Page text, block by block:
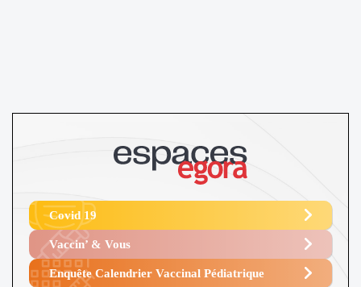
Covid 19
Vaccin’ & Vous
Enquête Calendrier Vaccinal Pédiatrique